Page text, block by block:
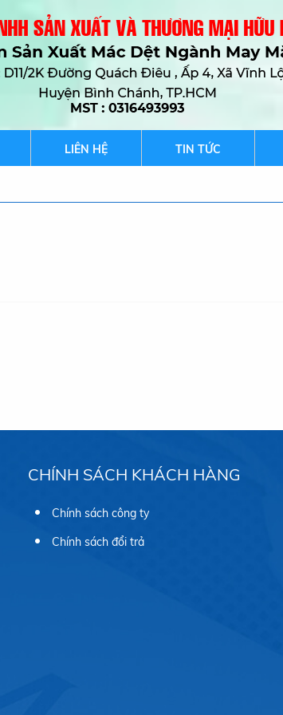
LIÊN HỆ TIN TỨC
CHÍNH SÁCH KHÁCH HÀNG
Chính sách công ty
Chính sách đổi trả